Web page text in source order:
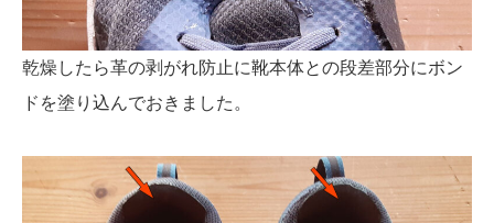
乾燥したら革の剥がれ防止に靴本体との段差部分にボン
ドを塗り込んでおきました。